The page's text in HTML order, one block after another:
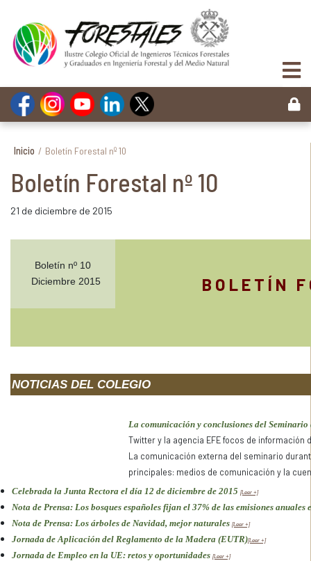
Inicio / Boletín Forestal nº 10
Boletín Forestal nº 10
21 de diciembre de 2015
Boletín nº 10
Diciembre 2015
B O L E T Í N F
NOTICIAS DEL COLEGIO
La comunicación y conclusiones del
Twitter y la agencia EFE focos de información
La comunicación externa del seminario
principales: medios de comunicación y la
Celebrada la Junta Rectora el día 12 de diciembre de 2015 [Leer +]
Nota de Prensa: Los bosques españoles fijan el 37% de las emisiones anuales
Nota de Prensa: Los árboles de Navidad, mejor naturales [Leer +]
Jornada de Aplicación del Reglamento de la Madera (EUTR)[Leer +]
Jornada de Empleo en la UE: retos y oportunidades [Leer +]